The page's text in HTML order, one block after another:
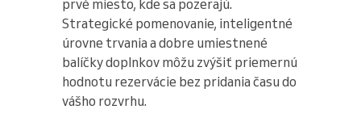
prvé miesto, kde sa pozerajú.
Strategické pomenovanie, inteligentné
úrovne trvania a dobre umiestnené
balíčky doplnkov môžu zvýšiť priemernú
hodnotu rezervácie bez pridania času do
vášho rozvrhu.